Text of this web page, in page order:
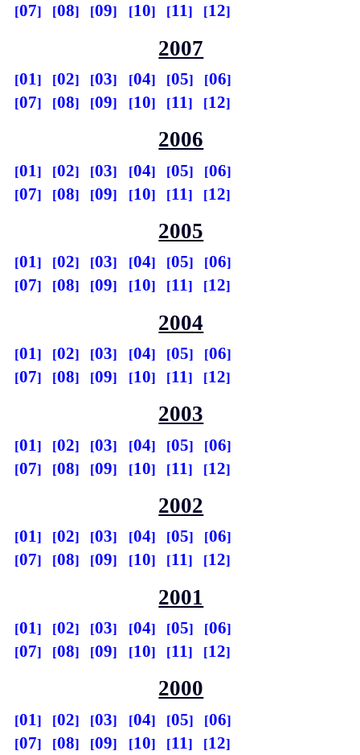
07
08 09 10 11 12
2007
01 02 03 04 05
06
07
08 09 10 11 12
2006
01 02 03 04 05
06
07
08 09 10 11 12
2005
01 02 03 04 05
06
07
08 09 10 11 12
2004
01 02 03 04 05
06
07
08 09 10 11 12
2003
01 02 03 04 05
06
07
08 09 10 11 12
2002
01 02 03 04 05
06
07
08 09 10 11 12
2001
01 02 03 04 05
06
07
08 09 10 11 12
2000
01 02 03 04 05
06
07
08 09 10 11 12